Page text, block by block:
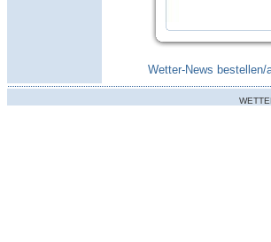
Wetter-News bestellen/